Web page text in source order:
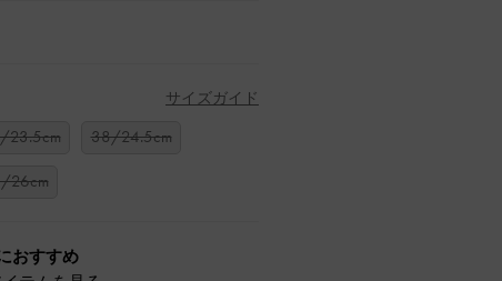
サイズガイド
23.5cm
38/24.5cm
26cm
おすすめ